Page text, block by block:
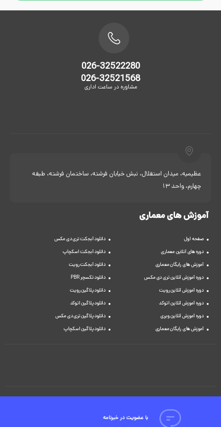
026-32522280
026-32521568
مشاوره در ساعت اداری
عظیمیه، میدان استقلال، نبش خیابان فرشته، ساختمان فرشته، طبقه
چهارم، واحد 13
آموزش های معماری
صفحه اول
دوره های آنلاین معماری
آموزش های رایگان معماری
دوره آموزش آنلاین تری دی مکس
دوره آموزش آنلاین رویت
دوره آموزش آنلاین اتوکد
دوره آموزش آنلاین ویری
آموزش های رایگان معماری
دانلود آبجکت تری دی مکس
دانلود آبجکت اسکچاپ
دانلود آبجکت رویت
دانلود تکسچر PBR
دانلود پلاگین رویت
دانلود پلاگین اتوکد
دانلود پلاگین تری دی مکس
دانلود پلاگین اسکچاپ
با عضویت در خبرنامه